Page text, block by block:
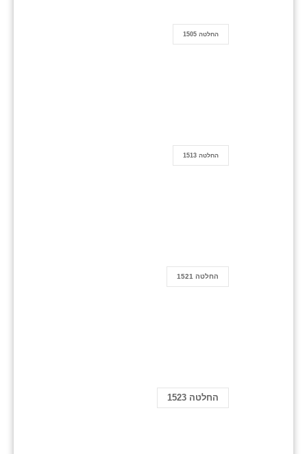
החלטה 1505
החלטה 1513
החלטה 1521
החלטה 1523